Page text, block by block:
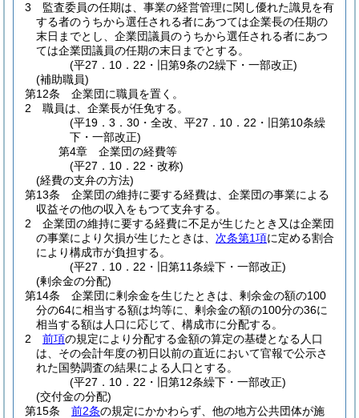
3
監査委員の任期は、事業の経営管理に関し優れた識見を有
する者のうちから選任される者にあつては企業長の任期の
末日までとし、企業団議員のうちから選任される者にあつ
ては企業団議員の任期の末日までとする。
(平27．10．22・旧第9条の2繰下・一部改正)
(補助職員)
第12条
企業団に職員を置く。
2
職員は、企業長が任免する。
(平19．3．30・全改、平27．10．22・旧第10条繰
下・一部改正)
第4章
企業団の経費等
(平27．10．22・改称)
(経費の支弁の方法)
第13条
企業団の維持に要する経費は、企業団の事業による
収益その他の収入をもつて支弁する。
2
企業団の維持に要する経費に不足が生じたとき又は企業団
の事業により欠損が生じたときは、 次条第1項に定める割合
により構成市が負担する。
(平27．10．22・旧第11条繰下・一部改正)
(剰余金の分配)
第14条
企業団に剰余金を生じたときは、剰余金の額の100
分の64に相当する額は均等に、剰余金の額の100分の36に
相当する額は人口に応じて、構成市に分配する。
2
前項の規定により分配する金額の算定の基礎となる人口
は、その会計年度の初日以前の直近において官報で公示さ
れた国勢調査の結果による人口とする。
(平27．10．22・旧第12条繰下・一部改正)
(交付金の分配)
第15条
前2条の規定にかかわらず、他の地方公共団体が施